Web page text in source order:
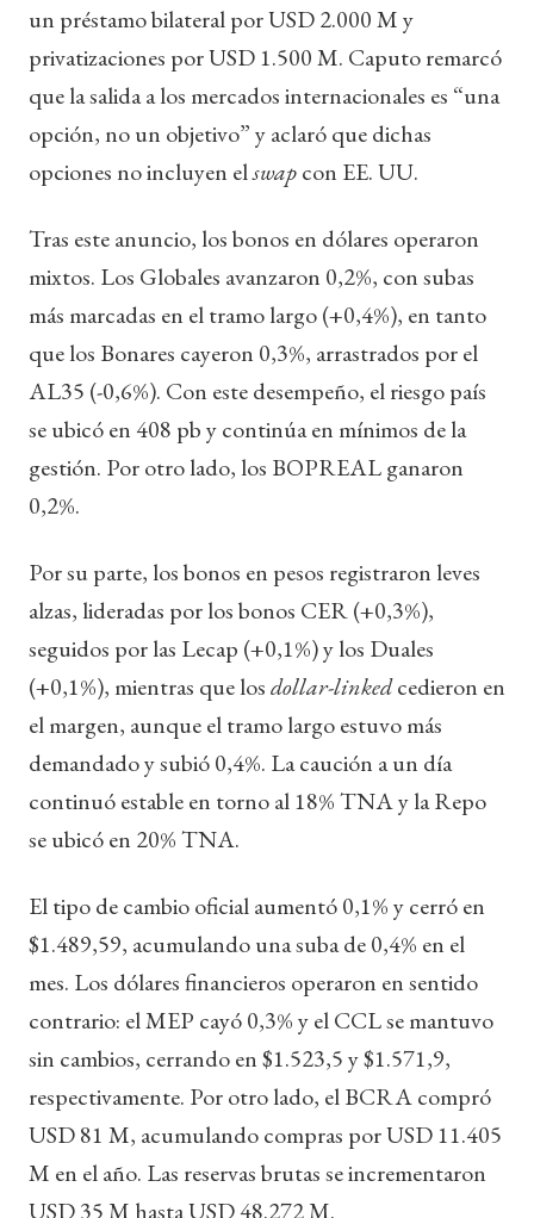
un préstamo bilateral por USD 2.000 M y
privatizaciones por USD 1.500 M. Caputo remarcó
que la salida a los mercados internacionales es “una
opción, no un objetivo” y aclaró que dichas
opciones no incluyen elswapcon EE. UU.
Tras este anuncio, los bonos en dólares operaron
mixtos. Los Globales avanzaron 0,2%, con subas
más marcadas en el tramo largo (+0,4%), en tanto
que los Bonares cayeron 0,3%, arrastrados por el
AL35 (-0,6%). Con este desempeño, el riesgo país
se ubicó en 408 pb y continúa en mínimos de la
gestión. Por otro lado, los BOPREAL ganaron
0,2%.
Por su parte, los bonos en pesos registraron leves
alzas, lideradas por los bonos CER (+0,3%),
seguidos por las Lecap (+0,1%) y los Duales
(+0,1%), mientras que losdollar-linkedcedieron en
el margen, aunque el tramo largo estuvo más
demandado y subió 0,4%. La caución a un día
continuó estable en torno al 18% TNA y la Repo
se ubicó en 20% TNA.
El tipo de cambio oficial aumentó 0,1% y cerró en
$1.489,59, acumulando una suba de 0,4% en el
mes. Los dólares financieros operaron en sentido
contrario: el MEP cayó 0,3% y el CCL se mantuvo
sin cambios, cerrando en $1.523,5 y $1.571,9,
respectivamente. Por otro lado, el BCRA compró
USD 81 M, acumulando compras por USD 11.405
M en el año. Las reservas brutas se incrementaron
USD 35 M hasta USD 48.272 M.